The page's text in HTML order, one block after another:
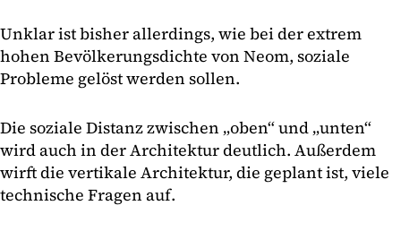
Unklar ist bisher allerdings, wie bei der extrem
hohen Bevölkerungsdichte von Neom, soziale
Probleme gelöst werden sollen.
Die soziale Distanz zwischen „oben“ und „unten“
wird auch in der Architektur deutlich. Außerdem
wirft die vertikale Architektur, die geplant ist, viele
technische Fragen auf.